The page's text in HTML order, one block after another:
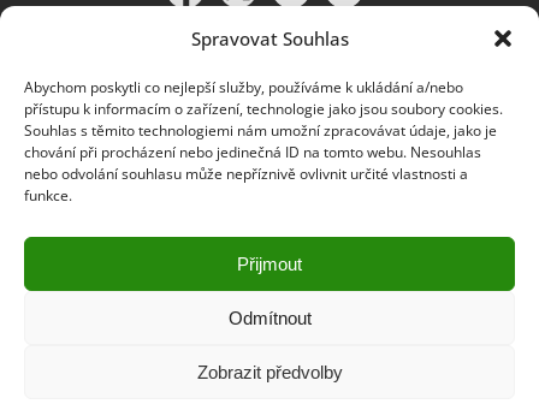
Spravovat Souhlas
Abychom poskytli co nejlepší služby, používáme k ukládání a/nebo
přístupu k informacím o zařízení, technologie jako jsou soubory cookies.
Souhlas s těmito technologiemi nám umožní zpracovávat údaje, jako je
chování při procházení nebo jedinečná ID na tomto webu. Nesouhlas
nebo odvolání souhlasu může nepříznivě ovlivnit určité vlastnosti a
funkce.
Přijmout
Odmítnout
Zobrazit předvolby
Pravidla používání|Ochrana osobních údajů|Soubory cookies |
Deloitte.cz
© 2026. Více informací najdete vPravidlech používání.
Deloitte označuje jednu či více společností globální sítě členských
a přidružené subjekty (souhrnně „organizace Deloitte“). Společnost DTTL
(rovněž označovaná jako „Deloitte Global“) a každá z jejích členských
společností a jejich přidružených subjektů je samostatným a nezávislým
právním subjektem, který není oprávněn zavazovat nebo přijímat závazky
za jinou z těchto členských společností a jejich přidružených subjektů ve
pochybení, nikoli za jednání či pochybení jiných členských společností či